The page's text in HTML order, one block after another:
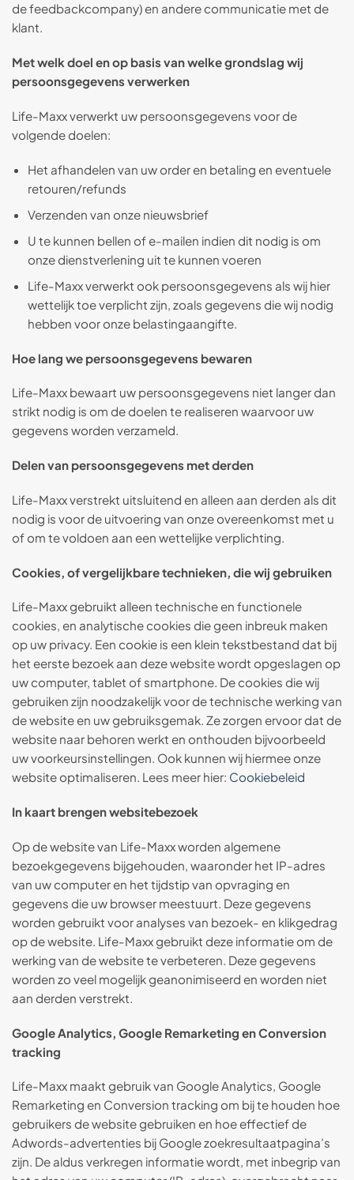
de feedbackcompany) en andere communicatie met de
klant.
Met welk doel en op basis van welke grondslag wij
persoonsgegevens verwerken
Life-Maxx verwerkt uw persoonsgegevens voor de
volgende doelen:
Het afhandelen van uw order en betaling en eventuele
retouren/refunds
Verzenden van onze nieuwsbrief
U te kunnen bellen of e-mailen indien dit nodig is om
onze dienstverlening uit te kunnen voeren
Life-Maxx verwerkt ook persoonsgegevens als wij hier
wettelijk toe verplicht zijn, zoals gegevens die wij nodig
hebben voor onze belastingaangifte.
Hoe lang we persoonsgegevens bewaren
Life-Maxx bewaart uw persoonsgegevens niet langer dan
strikt nodig is om de doelen te realiseren waarvoor uw
gegevens worden verzameld.
Delen van persoonsgegevens met derden
Life-Maxx verstrekt uitsluitend en alleen aan derden als dit
nodig is voor de uitvoering van onze overeenkomst met u
of om te voldoen aan een wettelijke verplichting.
Cookies, of vergelijkbare technieken, die wij gebruiken
Life-Maxx gebruikt alleen technische en functionele
cookies, en analytische cookies die geen inbreuk maken
op uw privacy. Een cookie is een klein tekstbestand dat bij
het eerste bezoek aan deze website wordt opgeslagen op
uw computer, tablet of smartphone. De cookies die wij
gebruiken zijn noodzakelijk voor de technische werking van
de website en uw gebruiksgemak. Ze zorgen ervoor dat de
website naar behoren werkt en onthouden bijvoorbeeld
uw voorkeursinstellingen. Ook kunnen wij hiermee onze
website optimaliseren. Lees meer hier: Cookiebeleid
In kaart brengen websitebezoek
Op de website van Life-Maxx worden algemene
bezoekgegevens bijgehouden, waaronder het IP-adres
van uw computer en het tijdstip van opvraging en
gegevens die uw browser meestuurt. Deze gegevens
worden gebruikt voor analyses van bezoek- en klikgedrag
op de website. Life-Maxx gebruikt deze informatie om de
werking van de website te verbeteren. Deze gegevens
worden zo veel mogelijk geanonimiseerd en worden niet
aan derden verstrekt.
Google Analytics, Google Remarketing en Conversion
tracking
Life-Maxx maakt gebruik van Google Analytics, Google
Remarketing en Conversion tracking om bij te houden hoe
gebruikers de website gebruiken en hoe effectief de
Adwords-advertenties bij Google zoekresultaatpagina’s
zijn. De aldus verkregen informatie wordt, met inbegrip van